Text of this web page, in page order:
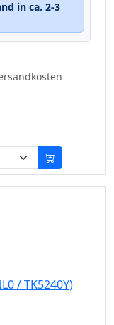
in ca. 2-3
/ TK5240Y)